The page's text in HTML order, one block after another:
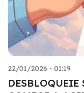
22/01/2026 - 01:19
DESBLOQUEIE